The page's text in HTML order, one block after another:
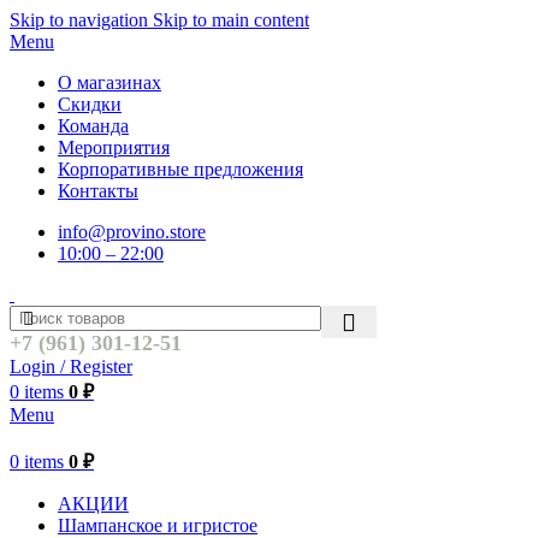
Skip to navigation Skip to main content
Menu
О магазинах
Скидки
Команда
Мероприятия
Корпоративные предложения
Контакты
info@provino.store
10:00 – 22:00
+7 (961) 301-12-51
Login / Register
0 items 0 ₽
Menu
0 items 0 ₽
АКЦИИ
Шампанское и игристое